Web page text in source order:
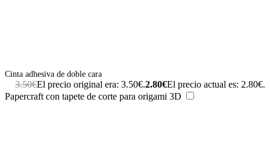
Cinta adhesiva de doble cara
3.50€El precio original era: 3.50€.2.80€El precio actual es: 2.80€.
Papercraft con tapete de corte para origami 3D